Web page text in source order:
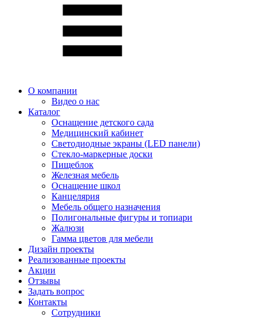
О компании
Видео о нас
Каталог
Оснащение детского сада
Медицинский кабинет
Светодиодные экраны (LED панели)
Стекло-маркерные доски
Пищеблок
Железная мебель
Оснащение школ
Канцелярия
Мебель общего назначения
Полигональные фигуры и топиари
Жалюзи
Гамма цветов для мебели
Дизайн проекты
Реализованные проекты
Акции
Отзывы
Задать вопрос
Контакты
Сотрудники